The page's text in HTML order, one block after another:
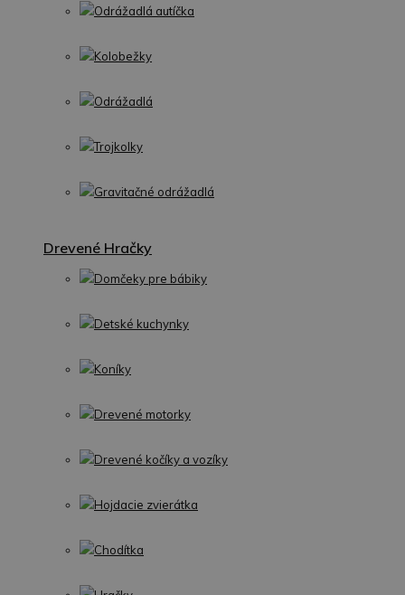
Odrážadlá autíčka
Kolobežky
Odrážadlá
Trojkolky
Gravitačné odrážadlá
Drevené Hračky
Domčeky pre bábiky
Detské kuchynky
Koníky
Drevené motorky
Drevené kočíky a vozíky
Hojdacie zvierátka
Chodítka